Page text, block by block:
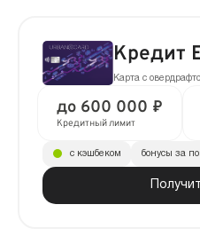
Кредит
Карта с
до 600 000 ₽
Кредитный лимит
с кэшбеком бонусы за